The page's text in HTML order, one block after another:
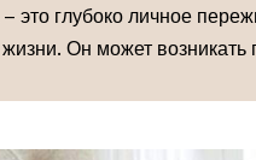
это глубоко личное
жизни. Он может